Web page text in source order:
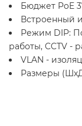
Бюджет PoE
Встроенный
Режим DIP:
работы, CCTV -
VLAN -
Размеры